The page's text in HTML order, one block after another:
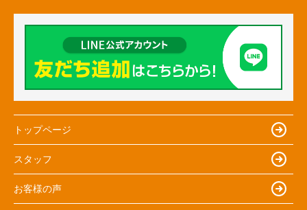
トップページ
スタッフ
お客様の声